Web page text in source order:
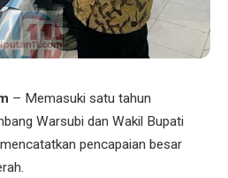
– Memasuki satu tahun
Warsubi dan Wakil Bupati
pencapaian besar